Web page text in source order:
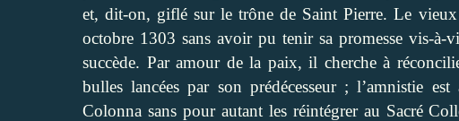
et, dit-on, giflé sur le trône de Saint Pierre. Le vieux
octobre 1303 sans avoir pu tenir sa promesse vis-
succède. Par amour de la paix, il cherche à
bulles lancées par son prédécesseur ; l’amnistie
Colonna sans pour autant les réintégrer au Sacré